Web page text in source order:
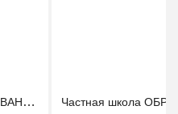
Частный детский сад ОБРАЗОВАНИЕ ПЛЮС КМВ